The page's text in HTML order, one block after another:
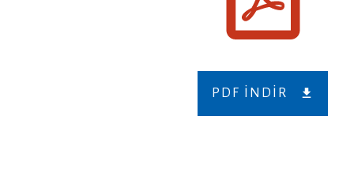
PDF INDIR